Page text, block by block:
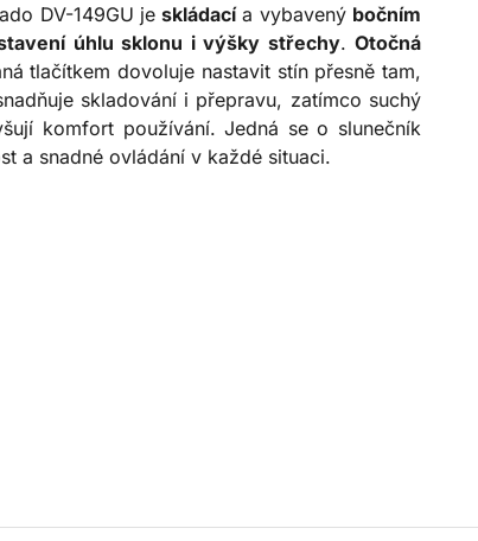
DV-149GU jeskládacía vybavený bočním
úhlu sklonu i výšky střechy. Otočná
tlačítkem dovoluje nastavit stín přesně tam,
skladování i přepravu, zatímco suchý
komfort používání. Jedná se o slunečník
a snadné ovládání v každé situaci.